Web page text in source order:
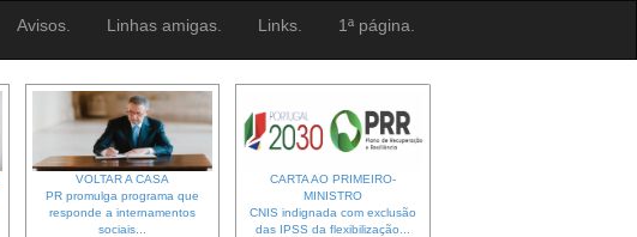
Avisos. Linhas amigas. Links. 1ª página.
VOLTAR A CASA
PR promulga programa que
responde a internamentos
sociais...
CARTA AO PRIMEIRO-
MINISTRO
CNIS indignada com exclusão
das IPSS da flexibilização...